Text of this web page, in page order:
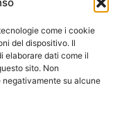
come i cookie
del dispositivo. Il
elaborare dati come il
sito. Non
su alcune